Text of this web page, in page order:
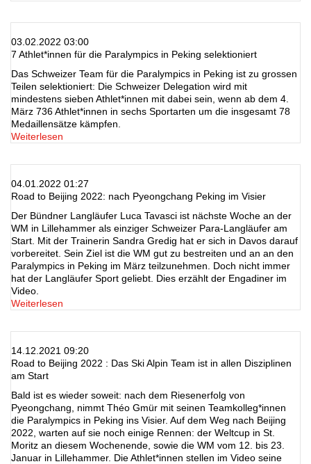
03.02.2022 03:00
7 Athlet*innen für die Paralympics in Peking selektioniert
Das Schweizer Team für die Paralympics in Peking ist zu grossen
Teilen selektioniert: Die Schweizer Delegation wird mit
mindestens sieben Athlet*innen mit dabei sein, wenn ab dem 4.
März 736 Athlet*innen in sechs Sportarten um die insgesamt 78
Medaillensätze kämpfen.
Weiterlesen
04.01.2022 01:27
Road to Beijing 2022: nach Pyeongchang Peking im Visier
Der Bündner Langläufer Luca Tavasci ist nächste Woche an der
WM in Lillehammer als einziger Schweizer Para-Langläufer am
Start. Mit der Trainerin Sandra Gredig hat er sich in Davos darauf
vorbereitet. Sein Ziel ist die WM gut zu bestreiten und an an den
Paralympics in Peking im März teilzunehmen. Doch nicht immer
hat der Langläufer Sport geliebt. Dies erzählt der Engadiner im
Video.
Weiterlesen
14.12.2021 09:20
Road to Beijing 2022 : Das Ski Alpin Team ist in allen Disziplinen
am Start
Bald ist es wieder soweit: nach dem Riesenerfolg von
Pyeongchang, nimmt Théo Gmür mit seinen Teamkolleg*innen
die Paralympics in Peking ins Visier. Auf dem Weg nach Beijing
2022, warten auf sie noch einige Rennen: der Weltcup in St.
Moritz an diesem Wochenende, sowie die WM vom 12. bis 23.
Januar in Lillehammer. Die Athlet*innen stellen im Video seine